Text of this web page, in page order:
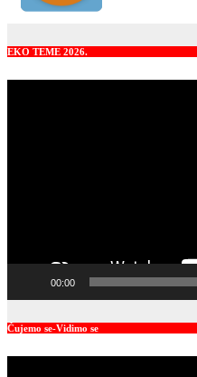
EKO TEME 2026.
00:00
Čujemo se-Vidimo se